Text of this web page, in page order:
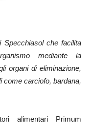
che facilita
mediante la
organi di eliminazione,
come carciofo, bardana,
alimentari Primum